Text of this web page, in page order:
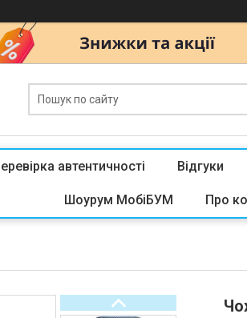
автентичності Відгуки
Шоурум МобіБУМ Про